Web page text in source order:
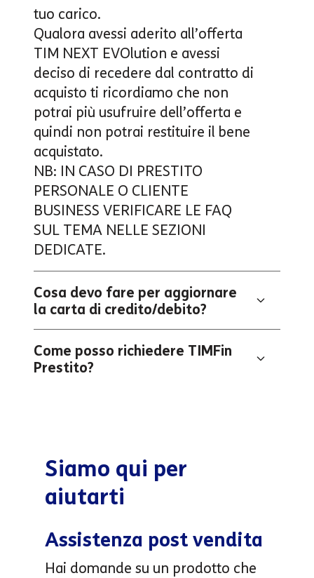
tuo carico.
Qualora avessi aderito all’offerta
TIM NEXT EVOlution e avessi
deciso di recedere dal contratto di
acquisto ti ricordiamo che non
potrai più usufruire dell’offerta e
quindi non potrai restituire il bene
acquistato.
NB: IN CASO DI PRESTITO
PERSONALE O CLIENTE
BUSINESS VERIFICARE LE FAQ
SUL TEMA NELLE SEZIONI
DEDICATE.
Cosa devo fare per aggiornare
la carta di credito/debito?
Come posso richiedere TIMFin
Prestito?
Siamo qui per
aiutarti
Assistenza post vendita
Hai domande su un prodotto che